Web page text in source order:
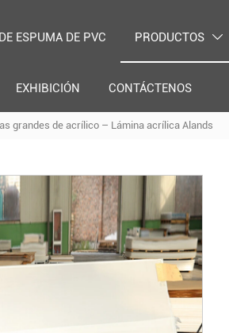
ESPUMA DE PVC PRODUCTOS 
EXHIBICIÓN CONTÁCTENOS
grandes de acrílico – Lámina acrílica Alands